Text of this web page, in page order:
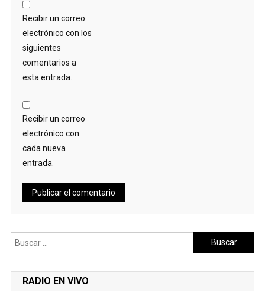
Recibir un correo
electrónico con los
siguientes
comentarios a
esta entrada.
Recibir un correo
electrónico con
cada nueva
entrada.
Buscar:
RADIO EN VIVO